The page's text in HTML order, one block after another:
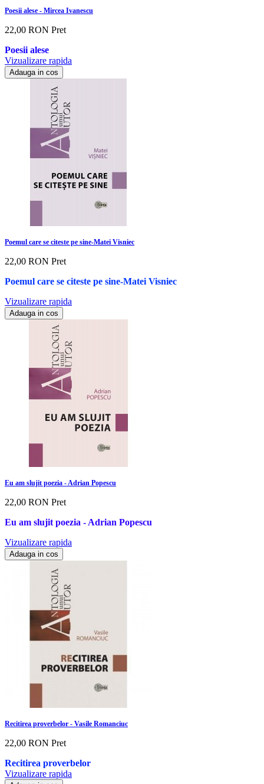
Poesii alese - Mircea Ivanescu
22,00 RON Pret
Poesii alese
Vizualizare rapida
Adauga in cos
Poemul care se citeste pe sine-Matei Visniec
22,00 RON Pret
Poemul care se citeste pe sine-Matei Visniec
Vizualizare rapida
Adauga in cos
Eu am slujit poezia - Adrian Popescu
22,00 RON Pret
Eu am slujit poezia - Adrian Popescu
Vizualizare rapida
Adauga in cos
Recitirea proverbelor - Vasile Romanciuc
22,00 RON Pret
Recitirea proverbelor
Vizualizare rapida